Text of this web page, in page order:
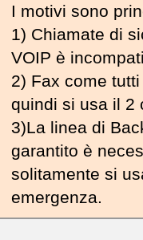
I motivi sono
1) Chiamate di
VOIP è
2) Fax come
quindi si usa il 2
3)La linea di
garantito è
solitamente si
emergenza.